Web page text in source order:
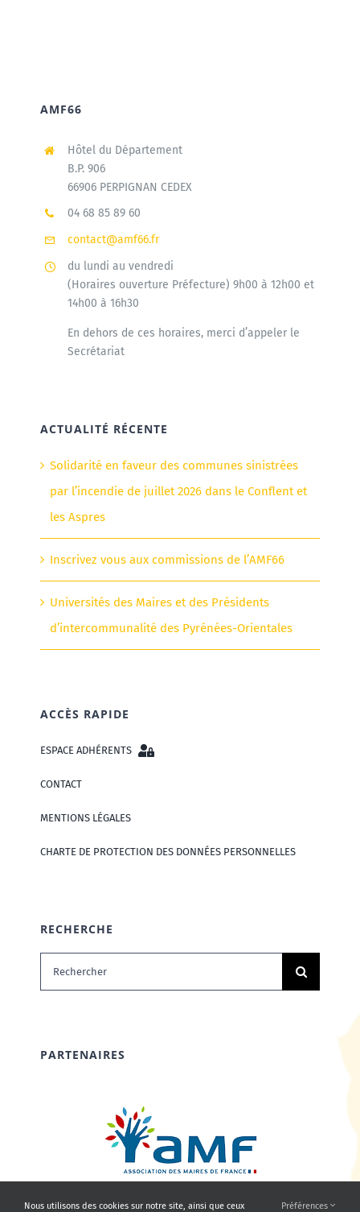
AMF66
Hôtel du Département
B.P. 906
66906 PERPIGNAN CEDEX
04 68 85 89 60
contact@amf66.fr
du lundi au vendredi
(Horaires ouverture Préfecture) 9h00 à 12h00 et
14h00 à 16h30
En dehors de ces horaires, merci d’appeler le
Secrétariat
ACTUALITÉ RÉCENTE
Solidarité en faveur des communes sinistrées
par l’incendie de juillet 2026 dans le Conflent et
les Aspres
Inscrivez vous aux commissions de l’AMF66
Universités des Maires et des Présidents
d’intercommunalité des Pyrénées-Orientales
ACCÈS RAPIDE
ESPACE ADHÉRENTS
CONTACT
MENTIONS LÉGALES
CHARTE DE PROTECTION DES DONNÉES PERSONNELLES
RECHERCHE
Rechercher:
PARTENAIRES
Nous utilisons des cookies sur notre site, ainsi que ceux Préférences